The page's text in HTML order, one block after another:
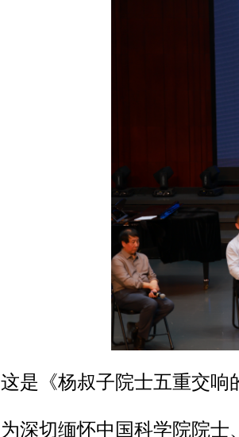
这是《杨叔子院士五重交响
为深切缅怀中国科学院院